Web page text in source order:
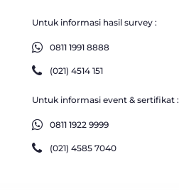
Untuk informasi hasil survey :
0811 1991 8888
(021) 4514 151
Untuk informasi event & sertifikat :
0811 1922 9999
(021) 4585 7040